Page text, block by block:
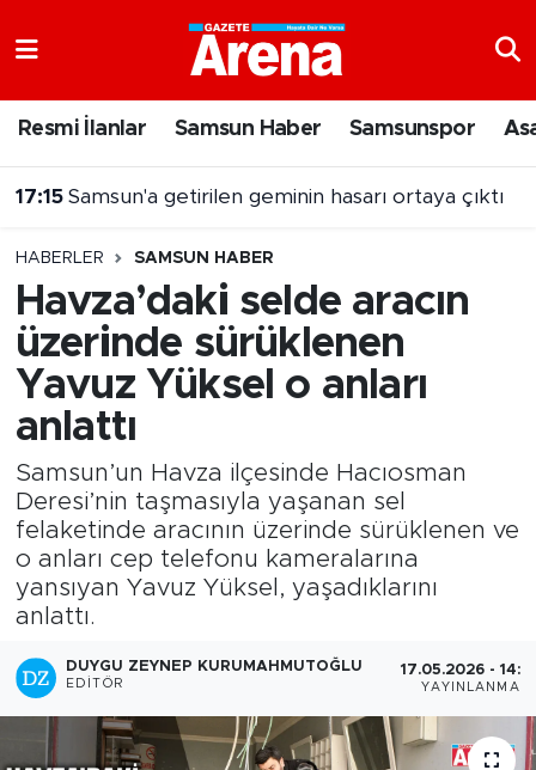
Resmi İlanlar Samsun Haber Samsunspor
17:15 Samsun'a getirilen geminin hasarı ortaya çıktı
HABERLER SAMSUN HABER
Havza’daki selde aracın
üzerinde sürüklenen
Yavuz Yüksel o anları
anlattı
Samsun’un Havza ilçesinde Hacıosman
Deresi’nin taşmasıyla yaşanan sel
felaketinde aracının üzerinde sürüklenen ve
o anları cep telefonu kameralarına
yansıyan Yavuz Yüksel, yaşadıklarını
anlattı.
DUYGU ZEYNEP KURUMAHMUTOĞLU
EDITÖR
17.05.2026 -
YAYINLANMA
Samsun Namaz Vakitleri
Süper Lig Puan Durumu ve Fikstür
Tüm Manşetler
Haber Arşivi